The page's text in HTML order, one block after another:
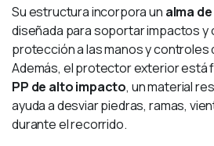
Su estructura incorpora un alma
diseñada para soportar impactos y
protección a las manos y controles
Además, el protector exterior está
PP de alto impacto, un material
ayuda a desviar piedras, ramas,
durante el recorrido.